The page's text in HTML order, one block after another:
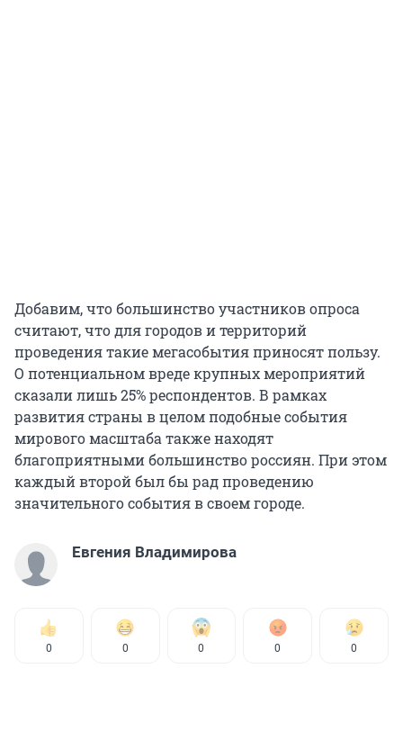
Добавим, что большинство участников опроса
считают, что для городов и территорий
проведения такие мегасобытия приносят пользу.
О потенциальном вреде крупных мероприятий
сказали лишь 25% респондентов. В рамках
развития страны в целом подобные события
мирового масштаба также находят
благоприятными большинство россиян. При этом
каждый второй был бы рад проведению
значительного события в своем городе.
Евгения Владимирова
0 0 0 0 0